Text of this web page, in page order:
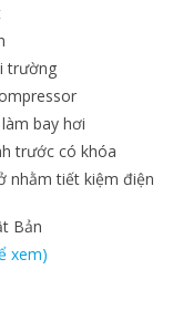
trường
bay hơi
trước có khóa
nhằm tiết kiệm điện
Bản
xem)